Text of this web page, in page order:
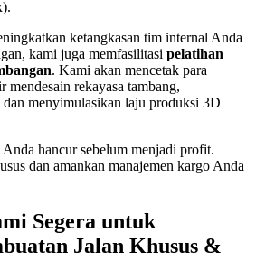
ketangkasan tim internal Anda
kami juga memfasilitasi pelatihan
. Kami akan mencetak para
mendesain rekayasa tambang,
dan menyimulasikan laju produksi 3D
Anda hancur sebelum menjadi profit.
dan amankan manajemen kargo Anda
Segera untuk
Jalan Khusus &